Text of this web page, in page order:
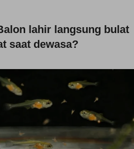
lahir langsung bulat
saat dewasa?